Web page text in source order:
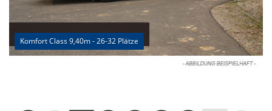
Komfort Class 9,40m - 26-32 Plätze